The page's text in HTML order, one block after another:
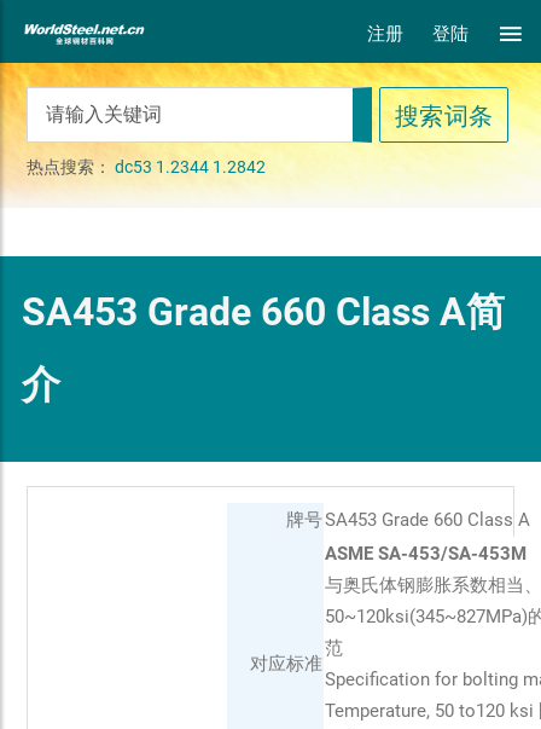
注册 登陆
热点搜索：dc53 1.2344 1.2842
SA453 Grade 660 Class A简
介
牌号SA453 Grade 660 Class A
对应标准
ASME SA-453/SA-453M
与奥氏体钢膨胀系数相当
50~120ksi(345~827MPa)
范
Specification for bolting
Temperature, 50 to120 ksi